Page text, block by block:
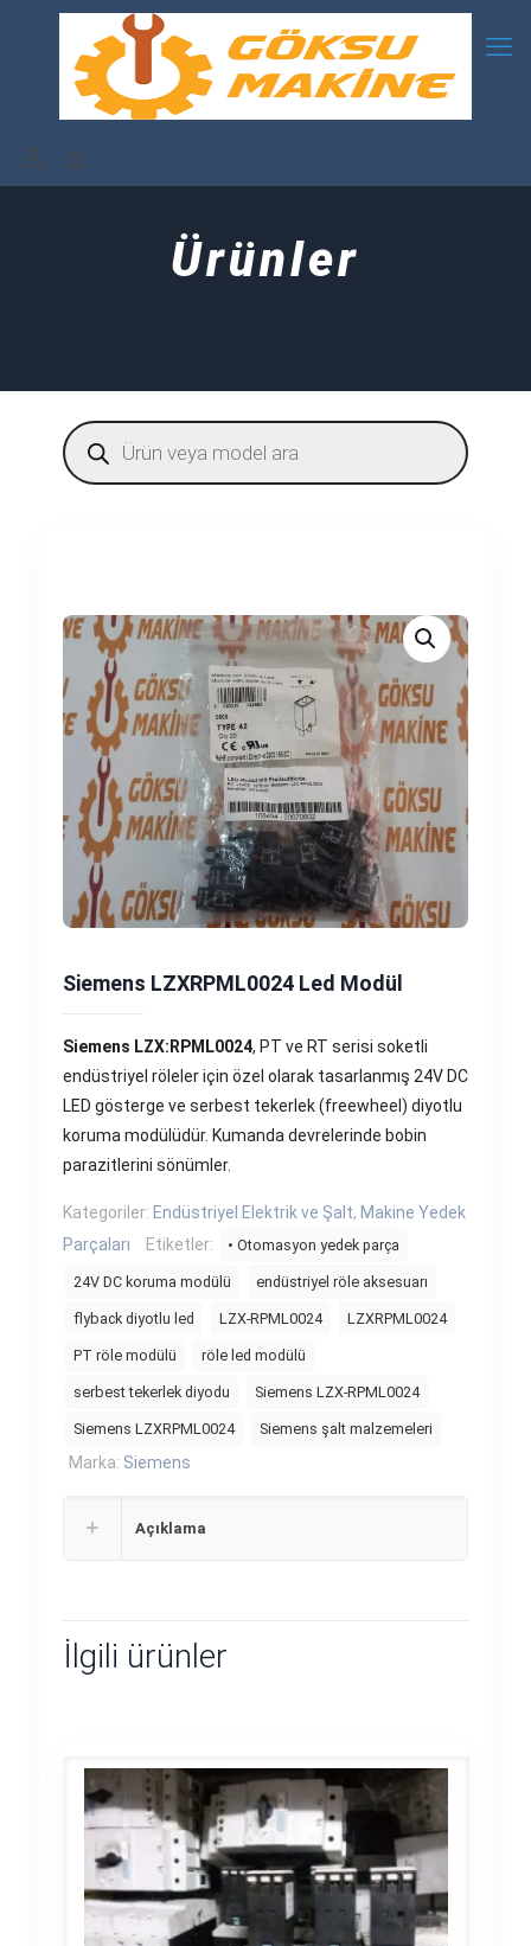
Ürünler
Products
search
Siemens LZXRPML0024 Led Modül
Siemens LZX:RPML0024, PT ve RT serisi soketli
endüstriyel röleler için özel olarak tasarlanmış 24V DC
LED gösterge ve serbest tekerlek (freewheel) diyotlu
koruma modülüdür. Kumanda devrelerinde bobin
parazitlerini sönümler.
Kategoriler: Endüstriyel Elektrik ve Şalt, Makine Yedek
Parçaları
Etiketler: • Otomasyon yedek parça
24V DC koruma modülü endüstriyel röle aksesuarı
flyback diyotlu led LZX-RPML0024 LZXRPML0024
PT röle modülü röle led modülü
serbest tekerlek diyodu Siemens LZX-RPML0024
Siemens LZXRPML0024 Siemens şalt malzemeleri
Marka: Siemens
Açıklama
İlgili ürünler